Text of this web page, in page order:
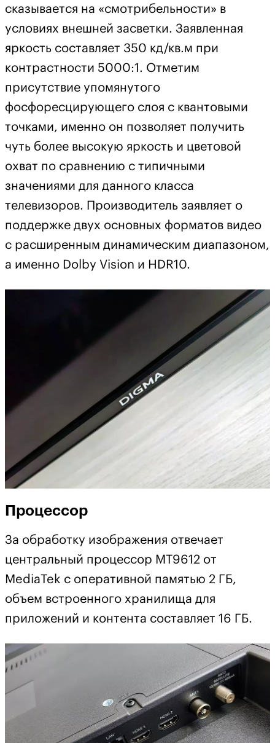
сказывается на «смотрибельности» в
условиях внешней засветки. Заявленная
яркость составляет 350 кд/кв.м при
контрастности 5000:1. Отметим
присутствие упомянутого
фосфоресцирующего слоя с квантовыми
точками, именно он позволяет получить
чуть более высокую яркость и цветовой
охват по сравнению с типичными
значениями для данного класса
телевизоров. Производитель заявляет о
поддержке двух основных форматов видео
с расширенным динамическим диапазоном,
а именно Dolby Vision и HDR10.
Процессор
За обработку изображения отвечает
центральный процессор МТ9612 от
MediaTek с оперативной памятью 2 ГБ,
объем встроенного хранилища для
приложений и контента составляет 16 ГБ.